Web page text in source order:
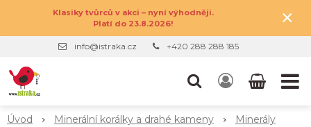
Klasiky tvůrců v akci – nyní výhodněji.
Platí do 23.8.2026!
×
info@istraka.cz +420 288 288 185
Úvod Minerální korálky a drahé kameny
Minerály